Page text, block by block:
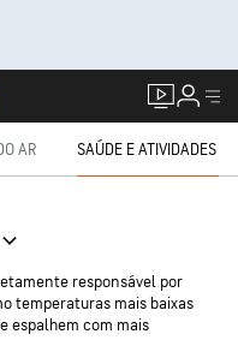
AR SAÚDE E ATIVIDADES
responsável por
temperaturas mais baixas
espalhem com mais